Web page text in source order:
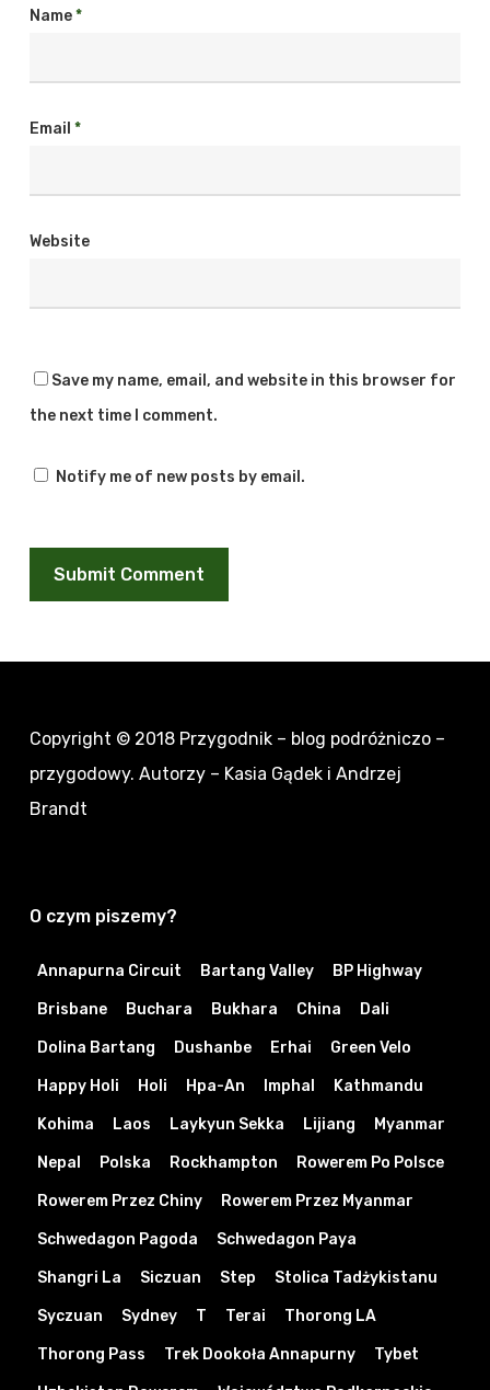
Name*
Email *
Website
Save my name, email, and website in this browser for
the next time I comment.
Notify me of new posts by email.
Copyright © 2018 Przygodnik – blog podróżniczo –
przygodowy. Autorzy – Kasia Gądek i Andrzej
Brandt
O czym piszemy?
Annapurna Circuit Bartang Valley BP Highway
Brisbane Buchara Bukhara China Dali
Dolina Bartang Dushanbe Erhai Green Velo
Happy Holi Holi Hpa-An Imphal Kathmandu
Kohima Laos Laykyun Sekka Lijiang Myanmar
Nepal Polska Rockhampton Rowerem Po Polsce
Rowerem Przez Chiny Rowerem Przez Myanmar
Schwedagon Pagoda Schwedagon Paya
Shangri La Siczuan Step Stolica Tadżykistanu
Syczuan Sydney T Terai Thorong LA
Thorong Pass Trek Dookoła Annapurny Tybet